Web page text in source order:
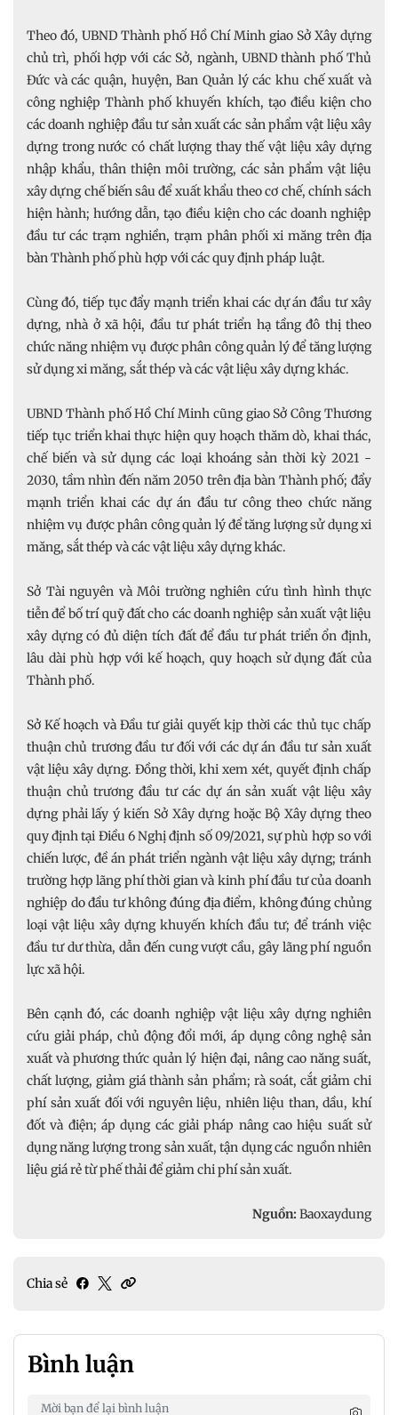
Theo đó, UBND Thành phố Hồ Chí Minh giao Sở Xây dựng
chủ trì, phối hợp với các Sở, ngành, UBND thành phố Thủ
Đức và các quận, huyện, Ban Quản lý các khu chế xuất và
công nghiệp Thành phố khuyến khích, tạo điều kiện cho
các doanh nghiệp đầu tư sản xuất các sản phẩm vật liệu xây
dựng trong nước có chất lượng thay thế vật liệu xây dựng
nhập khẩu, thân thiện môi trường, các sản phẩm vật liệu
xây dựng chế biến sâu để xuất khẩu theo cơ chế, chính sách
hiện hành; hướng dẫn, tạo điều kiện cho các doanh nghiệp
đầu tư các trạm nghiền, trạm phân phối xi măng trên địa
bàn Thành phố phù hợp với các quy định pháp luật.
Cùng đó, tiếp tục đẩy mạnh triển khai các dự án đầu tư xây
dựng, nhà ở xã hội, đầu tư phát triển hạ tầng đô thị theo
chức năng nhiệm vụ được phân công quản lý để tăng lượng
sử dụng xi măng, sắt thép và các vật liệu xây dựng khác.
UBND Thành phố Hồ Chí Minh cũng giao Sở Công Thương
tiếp tục triển khai thực hiện quy hoạch thăm dò, khai thác,
chế biến và sử dụng các loại khoáng sản thời kỳ 2021 -
2030, tầm nhìn đến năm 2050 trên địa bàn Thành phố; đẩy
mạnh triển khai các dự án đầu tư công theo chức năng
nhiệm vụ được phân công quản lý để tăng lượng sử dụng xi
măng, sắt thép và các vật liệu xây dựng khác.
Sở Tài nguyên và Môi trường nghiên cứu tình hình thực
tiễn để bố trí quỹ đất cho các doanh nghiệp sản xuất vật liệu
xây dựng có đủ diện tích đất để đầu tư phát triển ổn định,
lâu dài phù hợp với kế hoạch, quy hoạch sử dụng đất của
Thành phố.
Sở Kế hoạch và Đầu tư giải quyết kịp thời các thủ tục chấp
thuận chủ trương đầu tư đối với các dự án đầu tư sản xuất
vật liệu xây dựng. Đồng thời, khi xem xét, quyết định chấp
thuận chủ trương đầu tư các dự án sản xuất vật liệu xây
dựng phải lấy ý kiến Sở Xây dựng hoặc Bộ Xây dựng theo
quy định tại Điều 6 Nghị định số 09/2021, sự phù hợp so với
chiến lược, đề án phát triển ngành vật liệu xây dựng; tránh
trường hợp lãng phí thời gian và kinh phí đầu tư của doanh
nghiệp do đầu tư không đúng địa điểm, không đúng chủng
loại vật liệu xây dựng khuyến khích đầu tư; để tránh việc
đầu tư dư thừa, dẫn đến cung vượt cầu, gây lãng phí nguồn
lực xã hội.
Bên cạnh đó, các doanh nghiệp vật liệu xây dựng nghiên
cứu giải pháp, chủ động đổi mới, áp dụng công nghệ sản
xuất và phương thức quản lý hiện đại, nâng cao năng suất,
chất lượng, giảm giá thành sản phẩm; rà soát, cắt giảm chi
phí sản xuất đối với nguyên liệu, nhiên liệu than, dầu, khí
đốt và điện; áp dụng các giải pháp nâng cao hiệu suất sử
dụng năng lượng trong sản xuất, tận dụng các nguồn nhiên
liệu giá rẻ từ phế thải để giảm chi phí sản xuất.
Nguồn: Baoxaydung
Chia sẻ
Bình luận